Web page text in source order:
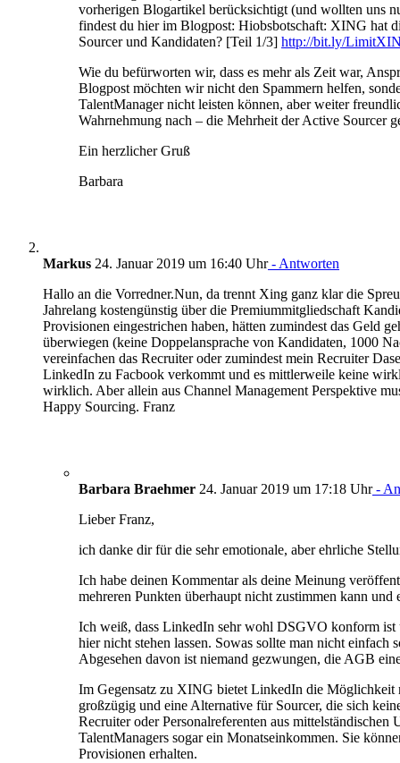
vorherigen Blogartikel berücksichtigt (und wollten uns
findest du hier im Blogpost: Hiobsbotschaft: XING hat
Sourcer und Kandidaten? [Teil 1/3] http://bit.ly/
Wie du befürworten wir, dass es mehr als Zeit war,
Blogpost möchten wir nicht den Spammern helfen,
TalentManager nicht leisten können, aber weiter
Wahrnehmung nach – die Mehrheit der Active Sourcer
Ein herzlicher Gruß
Barbara
Markus 24. Januar 2019 um 16:40 Uhr- Antworten
Hallo an die Vorredner.Nun, da trennt Xing ganz klar die
Jahrelang kostengünstig über die Premiummitgliedschaft
Provisionen eingestrichen haben, hätten zumindest das Geld
überwiegen (keine Doppelansprache von Kandidaten, 1000
vereinfachen das Recruiter oder zumindest mein Recruiter
LinkedIn zu Facbook verkommt und es mittlerweile keine
wirklich. Aber allein aus Channel Management Perspektive
Happy Sourcing. Franz
Barbara Braehmer 24. Januar 2019 um 17:18 Uhr-
Lieber Franz,
ich danke dir für die sehr emotionale, aber ehrliche
Ich habe deinen Kommentar als deine Meinung
mehreren Punkten überhaupt nicht zustimmen kann
Ich weiß, dass LinkedIn sehr wohl DSGVO konform
hier nicht stehen lassen. Sowas sollte man nicht
Abgesehen davon ist niemand gezwungen, die AGB
Im Gegensatz zu XING bietet LinkedIn die Möglichkeit
großzügig und eine Alternative für Sourcer, die sich
Recruiter oder Personalreferenten aus
TalentManagers sogar ein Monatseinkommen. Sie
Provisionen erhalten.